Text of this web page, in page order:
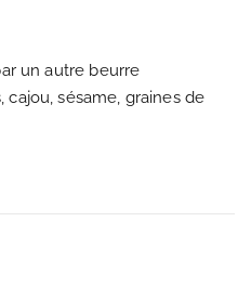
un autre beurre
cajou, sésame, graines de